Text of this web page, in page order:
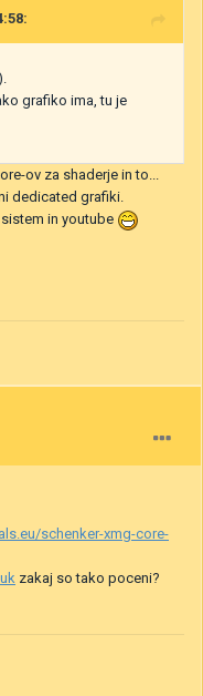
grafiko ima, tu je
ov za shaderje in to...
dedicated grafiki.
in youtube
schenker-xmg-core-
zakaj so tako poceni?